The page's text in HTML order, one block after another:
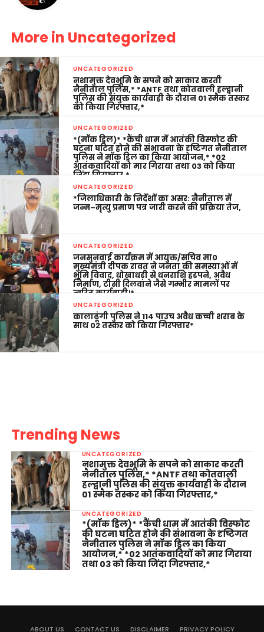
More in Uncategorized
UNCATEGORIZED
नशामुक्त देवभूमि के सपने को साकार करती
नैनीताल पुलिस,* *ANTF तथा कोतवाली हल्द्वानी
पुलिस की संयुक्त कार्यवाही के दौरान 01 स्मैक तस्कर
को किया गिरफ्तार,*
UNCATEGORIZED
*(मॉक ड्रिल)* *कैंची धाम में आतंकी विस्फोट की
घटना घटित होने की संभावना के दृष्टिगत नैनीताल
पुलिस ने मॉक ड्रिल का किया आयोजन,* *02
आतंकवादियों को मार गिराया तथा 03 को किया
जिंदा गिरफ्तार,*
UNCATEGORIZED
*जिलाधिकारी के निर्देशों का असर: नैनीताल में
जन्म–मृत्यु प्रमाण पत्र जारी करने की प्रक्रिया तेज,
UNCATEGORIZED
जनसुनवाई कार्यक्रम में आयुक्त/सचिव मा0
मुख्यमंत्री दीपक रावत ने जनता की समस्याओं में
भूमि विवाद, धोखाधड़ी से धनराशि हडपने, अवैध
निर्माण, टीसी दिलवाने जैसे गम्भीर मामलों पर
त्वरित कार्यवाही।*
UNCATEGORIZED
कालाढूंगी पुलिस ने 114 पाउच अवैध कच्ची शराब के
साथ 02 तस्कर को किया गिरफ्तार*
Trending News
UNCATEGORIZED
नशामुक्त देवभूमि के सपने को साकार करती
नैनीताल पुलिस,* *ANTF तथा कोतवाली
हल्द्वानी पुलिस की संयुक्त कार्यवाही के दौरान
01 स्मैक तस्कर को किया गिरफ्तार,*
UNCATEGORIZED
*(मॉक ड्रिल)* *कैंची धाम में आतंकी विस्फोट
की घटना घटित होने की संभावना के दृष्टिगत
नैनीताल पुलिस ने मॉक ड्रिल का किया
आयोजन,* *02 आतंकवादियों को मार गिराया
तथा 03 को किया जिंदा गिरफ्तार,*
ABOUT US CONTACT US DISCLAIMER PRIVACY POLICY